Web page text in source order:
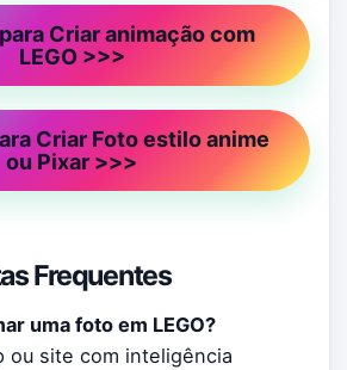
Criar animação com
LEGO >>>
Criar Foto estilo anime
ou Pixar >>>
Frequentes
uma foto em LEGO?
ou site com inteligência